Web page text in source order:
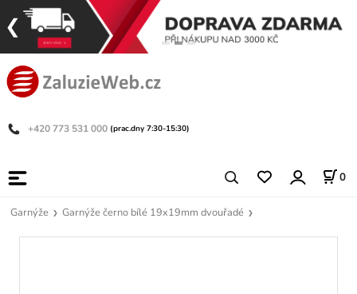
+420 773 531 000 (prac.dny 7:30-15:30)
0
Garnýže Garnýže černo bílé 19x19mm dvouřadé